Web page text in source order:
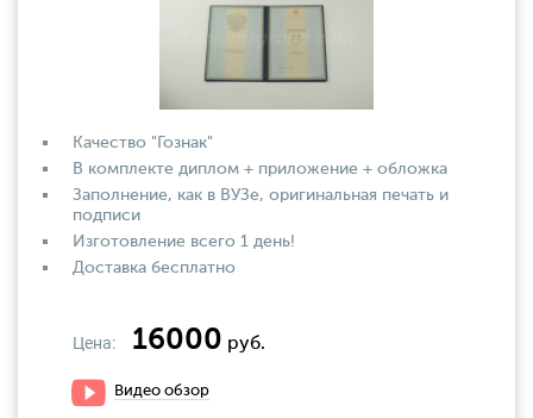
Качество "Гознак"
В комплекте диплом + приложение + обложка
Заполнение, как в ВУЗе, оригинальная печать и
подписи
Изготовление всего 1 день!
Доставка бесплатно
Цена: 16000 руб.
Видео обзор